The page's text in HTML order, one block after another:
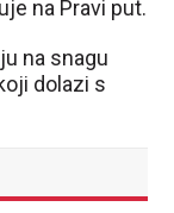
na Pravi put.
na snagu
dolazi s